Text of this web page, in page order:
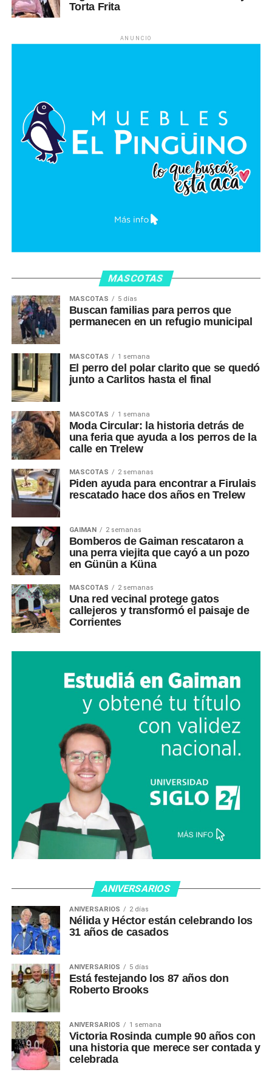
Torta Frita
ANUNCIO
MASCOTAS
MASCOTAS 5 días
Buscan familias para perros que
permanecen en un refugio municipal
MASCOTAS 1 semana
El perro del polar clarito que se quedó
junto a Carlitos hasta el final
MASCOTAS 1 semana
Moda Circular: la historia detrás de
una feria que ayuda a los perros de la
calle en Trelew
MASCOTAS 2 semanas
Piden ayuda para encontrar a Firulais
rescatado hace dos años en Trelew
GAIMAN 2 semanas
Bomberos de Gaiman rescataron a
una perra viejita que cayó a un pozo
en Günün a Küna
MASCOTAS 2 semanas
Una red vecinal protege gatos
callejeros y transformó el paisaje de
Corrientes
ANIVERSARIOS
ANIVERSARIOS 2 días
Nélida y Héctor están celebrando los
31 años de casados
ANIVERSARIOS 5 días
Está festejando los 87 años don
Roberto Brooks
ANIVERSARIOS 1 semana
Victoria Rosinda cumple 90 años con
una historia que merece ser contada y
celebrada